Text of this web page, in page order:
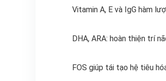
Vitamin A, E và IgG hàm
DHA, ARA: hoàn thiện trí
FOS giúp tái tạo hệ tiêu